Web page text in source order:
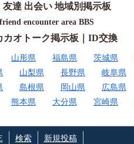
友達 出会い 地域別掲示板
encounter area BBS
カオトーク掲示板｜ID交換
山形県 福島県 茨城県
山梨県 長野県 岐阜県
島根県 岡山県 広島県
熊本県 大分県 宮崎県
検索 新規投稿